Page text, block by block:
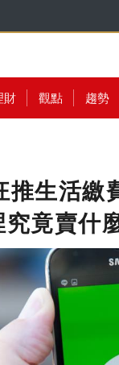
財 觀點 趨勢
生活繳
竟賣什